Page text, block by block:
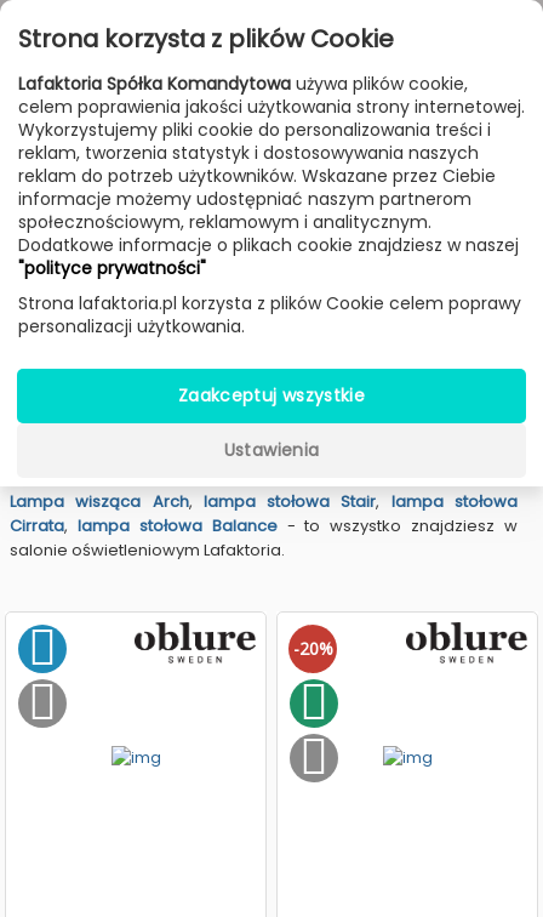
Przejdź do treści
FILTROWANIE & SORTOWANIE
Lampy Producenci Oblure
Lampy Oblure
Oblure to stosunkowo młoda, szwedzka marka
projektowa, która tworzy odważne i piękne
prostocie i funkcjonalności z dużym ładunkiem charakteru i
innowacji. Firma Lafaktoria jako jedna z pierwszych została
oficjalnym dystrybutorem lamp marki Oblurena polskim rynku
oświetleniowym. Nasz showroom oświetleniowy w Warszawie z
Lampa wisząca Arch, lampa stołowa Stair, lampa stołowa
Cirrata, lampa stołowa Balance- to wszystko znajdziesz w
salonie oświetleniowym Lafaktoria.
-20%
Strona korzysta z plików Cookie
Lafaktoria Spółka Komandytowa używa plików cookie,
celem poprawienia jakości użytkowania strony internetowej.
Wykorzystujemy pliki cookie do personalizowania treści i
reklam, tworzenia statystyk i dostosowywania naszych
reklam do potrzeb użytkowników. Wskazane przez Ciebie
informacje możemy udostępniać naszym partnerom
społecznościowym, reklamowym i analitycznym.
Dodatkowe informacje o plikach cookie znajdziesz w naszej
"polityce prywatności"
Strona lafaktoria.pl korzysta z plików Cookie celem poprawy
personalizacji użytkowania.
Zaakceptuj wszystkie
Ustawienia